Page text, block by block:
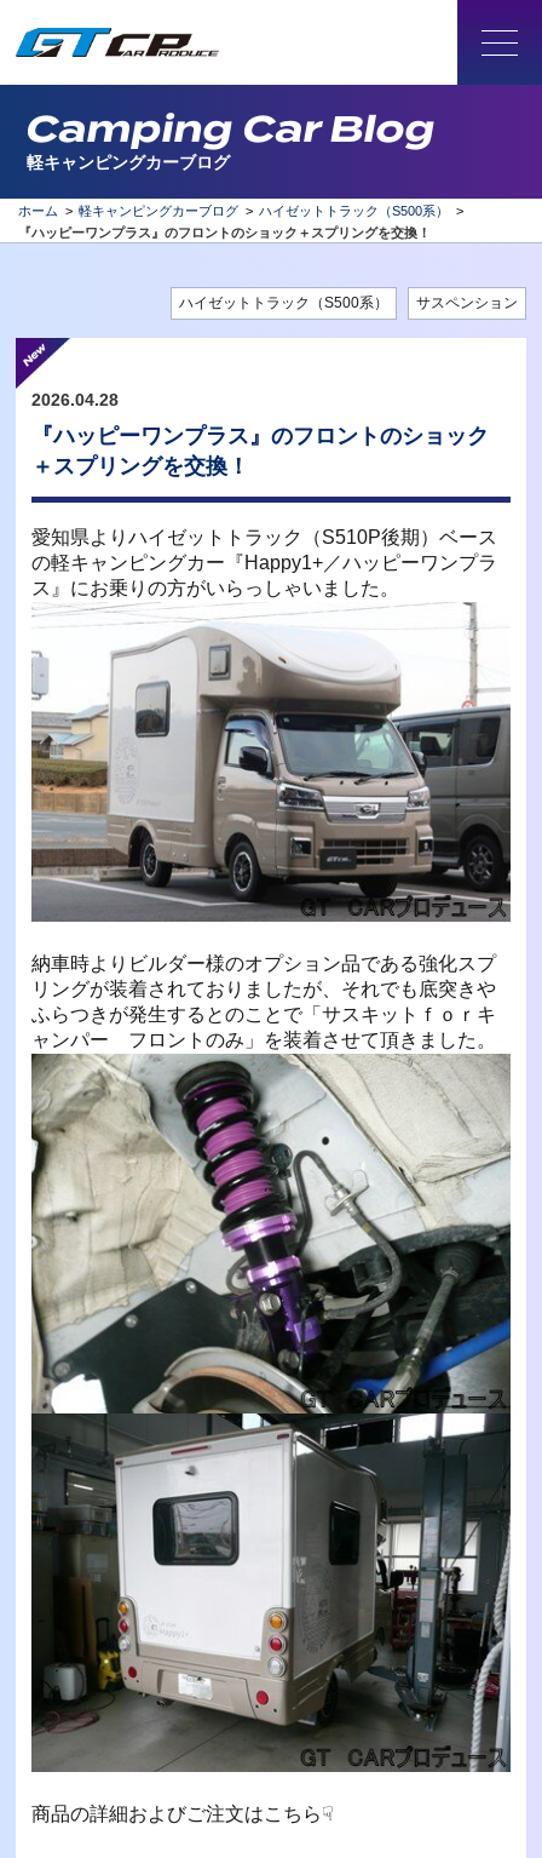
Camping Car Blog
軽キャンピングカーブログ
ホーム > 軽キャンピングカーブログ > ハイゼットトラック（S500系）
>
『ハッピーワンプラス』のフロントのショック＋スプリングを交換！
ハイゼットトラック（S500系） サスペンション
2026.04.28
『ハッピーワンプラス』のフロントのショック
＋スプリングを交換！
愛知県よりハイゼットトラック（S510P後期）ベース
の軽キャンピングカー『Happy1+／ハッピーワンプラ
ス』にお乗りの方がいらっしゃいました。
納車時よりビルダー様のオプション品である強化スプ
リングが装着されておりましたが、それでも底突きや
ふらつきが発生するとのことで「サスキットｆｏｒキ
ャンパー フロントのみ」を装着させて頂きました。
商品の詳細およびご注文はこちら☟